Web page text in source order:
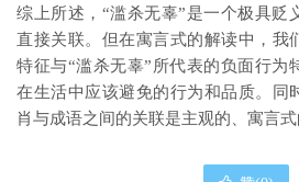
综上所述，“滥杀无辜”是一个极具贬
直接关联。但在寓言式的解读中，我
特征与“滥杀无辜”所代表的负面行为
在生活中应该避免的行为和品质。同
肖与成语之间的关联是主观的、寓言式